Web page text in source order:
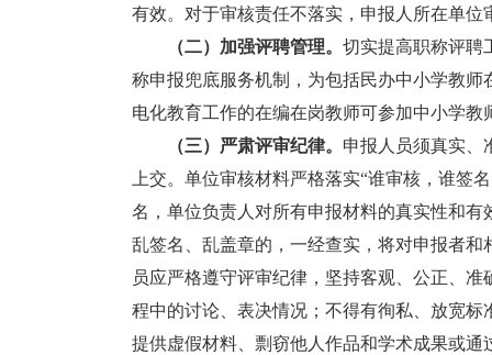
有效。对于审核责任不落实，申报人所在单
（二） 加强评聘管理。 切实提高职称评聘
称申报兜底服务机制，为包括民办中小学教
电化教育工作的在编在岗教师可参加中小学教
（三）严肃评审纪律。 申报人员须真实、
上交。单位审核材料严格落实“谁审核，谁签
名，单位负责人对所有申报材料的真实性和
乱签名、乱盖章的，一经查实，将对申报者
员应严格遵守评审纪律，坚持客观、公正、
程中的讨论、表决情况；不得有徇私、放宽
提供虚假材料、剽窃他人作品和学术成果或